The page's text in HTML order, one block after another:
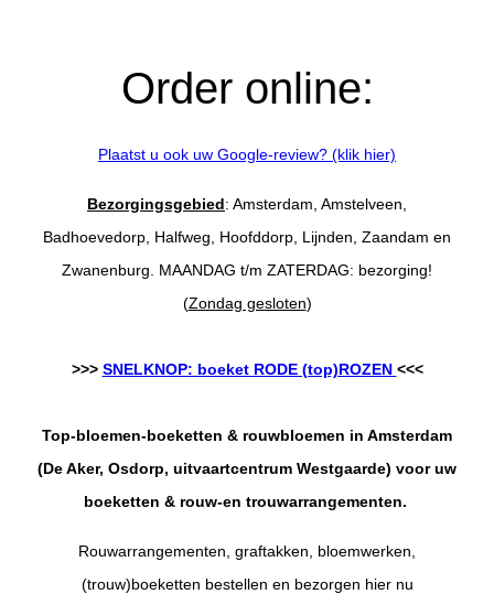
Order online:
Plaatst u ook uw Google-review? (klik hier)
Bezorgingsgebied: Amsterdam, Amstelveen,
Badhoevedorp, Halfweg, Hoofddorp, Lijnden, Zaandam en
Zwanenburg. MAANDAG t/m ZATERDAG: bezorging!
(Zondag gesloten)
>>> SNELKNOP: boeket RODE (top)ROZEN <<<
Top-bloemen-boeketten & rouwbloemen in Amsterdam
(De Aker, Osdorp, uitvaartcentrum Westgaarde) voor uw
boeketten & rouw-en trouwarrangementen.
Rouwarrangementen, graftakken, bloemwerken,
(trouw)boeketten bestellen en bezorgen hier nu